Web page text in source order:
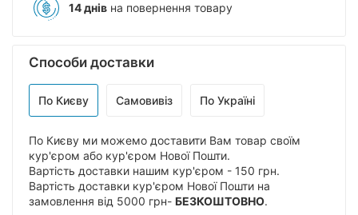
14 днів на повернення товару
Способи доставки
По Києву Самовивіз По Україні
По Києву ми можемо доставити Вам товар своїм
кур'єром або кур'єром Нової Пошти.
Вартість доставки нашим кур'єром - 150 грн.
Вартість доставки кур'єром Нової Пошти на
замовлення від 5000 грн- БЕЗКОШТОВНО.